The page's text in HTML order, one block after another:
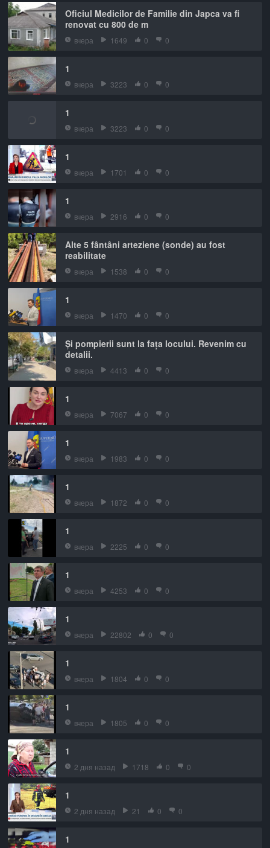
Oficiul Medicilor de Familie din Japca va fi
renovat cu 800 de m
вчера 1649 0 0
1
вчера 3223 0 0
1
вчера 3223 0 0
1
вчера 1701 0 0
1
вчера 2916 0 0
Alte 5 fântâni arteziene (sonde) au fost
reabilitate
вчера 1538 0 0
1
вчера 1470 0 0
Și pompierii sunt la fața locului. Revenim cu
detalii.
вчера 4413 0 0
1
вчера 7067 0 0
1
вчера 1983 0 0
1
вчера 1872 0 0
1
вчера 2225 0 0
1
вчера 4253 0 0
1
вчера 22802 0 0
1
вчера 1804 0 0
1
вчера 1805 0 0
1
2 дня назад 1718 0 0
1
2 дня назад 21 0 0
1